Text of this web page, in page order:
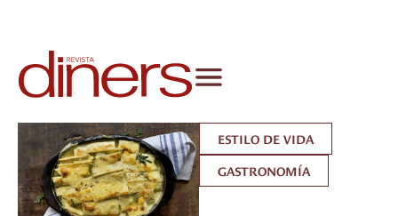
ESTILO DE VIDA
GASTRONOMÍA